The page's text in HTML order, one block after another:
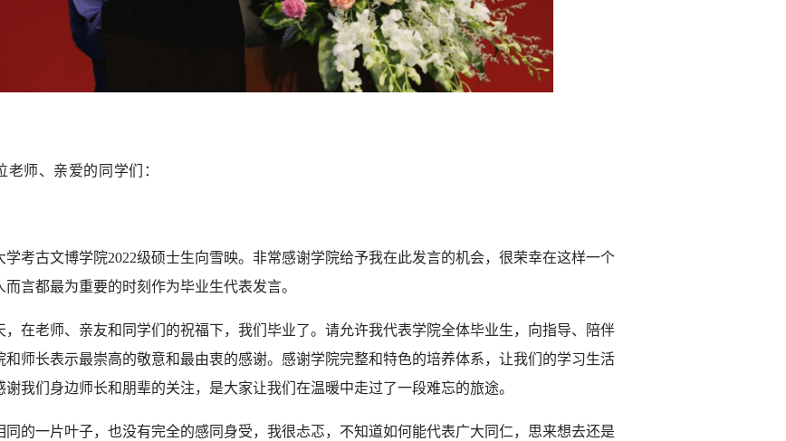
老师、亲爱的同学们：
学考古文博学院2022级硕士生向雪映。非常感谢学院给予我在此发言的机会，很荣幸在这样一个
而言都最为重要的时刻作为毕业生代表发言。
，在老师、亲友和同学们的祝福下，我们毕业了。请允许我代表学院全体毕业生，向指导、陪伴
和师长表示最崇高的敬意和最由衷的感谢。感谢学院完整和特色的培养体系，让我们的学习生活
谢我们身边师长和朋辈的关注，是大家让我们在温暖中走过了一段难忘的旅途。
同的一片叶子，也没有完全的感同身受，我很忐忑，不知道如何能代表广大同仁，思来想去还是